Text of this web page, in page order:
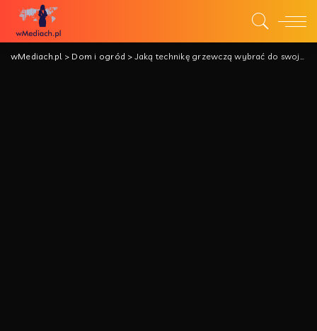
wMediach.pl> Dom i ogród >Jaką technikę grzewczą wybrać do swojego domu?